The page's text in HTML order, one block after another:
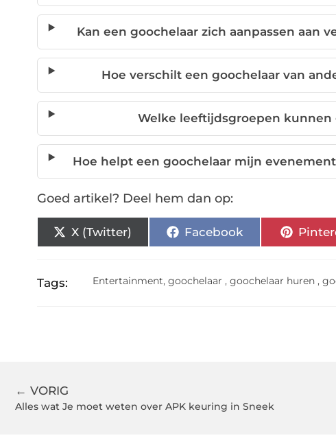
Kan een goochelaar zich aanpassen aan
Hoe verschilt een goochelaar van
Welke leeftijdsgroepen kunnen
Hoe helpt een goochelaar mijn
Goed artikel? Deel hem dan op:
X (Twitter) Facebook
Tags: Entertainment,goochelaar ,goochelaar huren ,
← VORIG
Alles wat Je moet weten over APK keuring in Sneek